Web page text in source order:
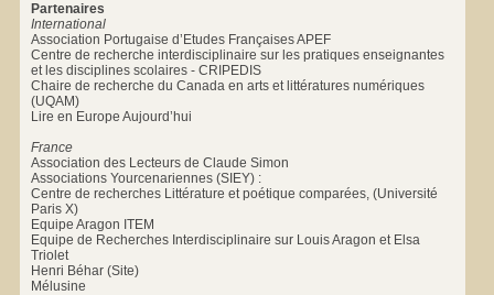
Partenaires
International
Association Portugaise d’Etudes Françaises APEF
Centre de recherche interdisciplinaire sur les pratiques enseignantes
et les disciplines scolaires - CRIPEDIS
Chaire de recherche du Canada en arts et littératures numériques
(UQAM)
Lire en Europe Aujourd’hui
France
Association des Lecteurs de Claude Simon
Associations Yourcenariennes (SIEY) :
Centre de recherches Littérature et poétique comparées, (Université
Paris X)
Equipe Aragon ITEM
Equipe de Recherches Interdisciplinaire sur Louis Aragon et Elsa
Triolet
Henri Béhar (Site)
Mélusine